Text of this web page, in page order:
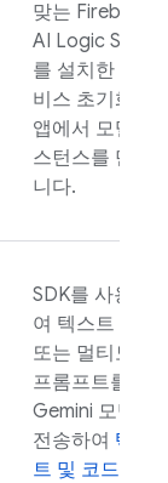
맞는 Firebase
AI Logic SDK
를 설치한 후 서
비스 초기화 및
앱에서 모델 인
스턴스를 만듭
니다.
SDK를 사용하
여 텍스트 전용
또는 멀티모달
프롬프트를
Gemini 모델에
전송하여 텍스
트 및 코드